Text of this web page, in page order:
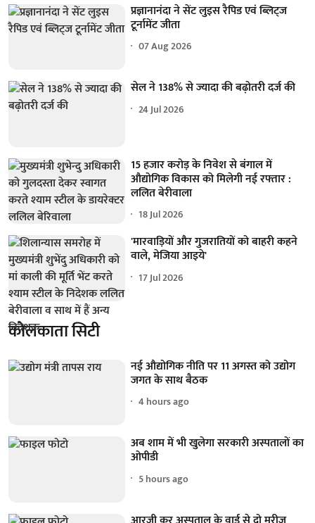
प्रज्ञानानंदा ने सेंट लुइस रैपिड एवं ब्लिट्ज
टूर्नामेंट जीता
07 Aug 2026
सेल ने 138% से ज्यादा की बढ़ोतरी दर्ज की
24 Jul 2026
15 हजार करोड़ के निवेश से बंगाल में
औद्योगिक विकास को मिलेगी नई रफ्तार :
ललित बेरीवाला
18 Jul 2026
'मारवाड़ियों और गुजरातियों को बाहरी कहने
वाले, मेजिया आइये'
17 Jul 2026
कोलकाता सिटी
नई औद्योगिक नीति पर 11 अगस्त को उद्योग
जगत के साथ बैठक
4 hours ago
अब शाम में भी खुलेगा सरकारी अस्पतालों का
ओपीडी
5 hours ago